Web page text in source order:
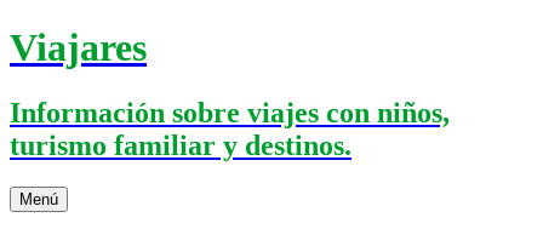
Saltar
al
Viajares
Información sobre viajes con niños,
turismo familiar y destinos.
Menú